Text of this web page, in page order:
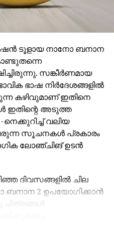
ടൂളായ നാനോ ബനാന
സങ്കീര്‍ണമായ
ഭാഷ നിര്‍ദേശങ്ങളില്‍
കഴിവുമാണ് ഇതിനെ
ഇതിന്റെ അടുത്ത
വലിയ
സൂചനകള്‍ പ്രകാരം
ലോഞ്ചിങ് ഉടന്‍
ദിവസങ്ങളില്‍ ചില
ബനാന 2 ഉപയോഗിക്കാന്‍
ചിത്രങ്ങള്‍